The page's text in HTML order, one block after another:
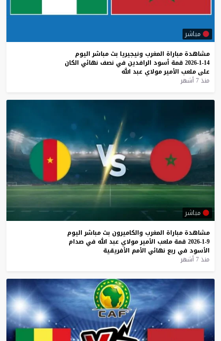
مباشر
مشاهدة مباراة المغرب ونيجيريا بث مباشر اليوم
14-1-2026
قمة أسود الرافدين في نصف نهائي الكان
على ملعب الأميرمولاي عبد الله
منذ 7 أشهر
مباشر
مشاهدة مباراة المغرب والكاميرون بث مباشر اليوم
9-1-2026
قمة ملعب الأميرمولاي عبد الله في صدام
الأسود في ربع نهائي الأمم الأفريقية
منذ 7 أشهر